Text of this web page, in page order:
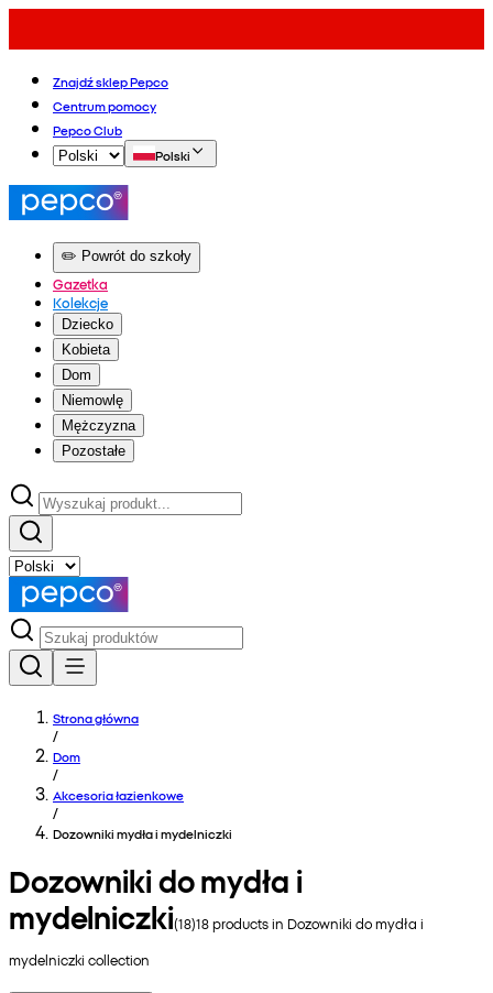
Znajdź sklep Pepco
Centrum pomocy
Pepco Club
Polski
✏️ Powrót do szkoły
Gazetka
Kolekcje
Dziecko
Kobieta
Dom
Niemowlę
Mężczyzna
Pozostałe
Strona główna
/
Dom
/
Akcesoria łazienkowe
/
Dozowniki mydła i mydelniczki
Dozowniki do mydła i
mydelniczki(18)18products in Dozowniki do mydła i
mydelniczki collection